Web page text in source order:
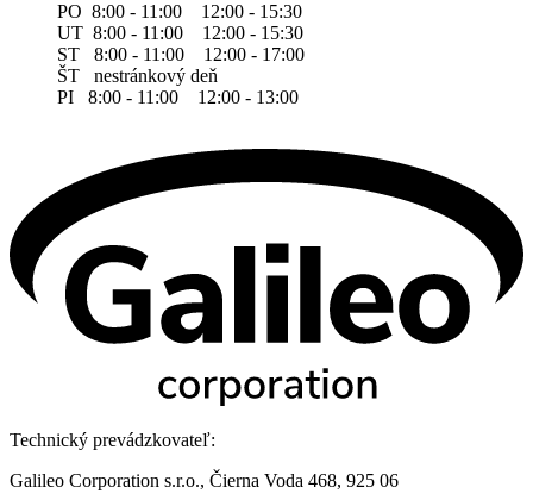
PO 8:00 - 11:00 12:00 - 15:30
UT 8:00 - 11:00 12:00 - 15:30
ST 8:00 - 11:00 12:00 - 17:00
ŠT nestránkový deň
PI 8:00 - 11:00 12:00 - 13:00
Technický prevádzkovateľ:
Galileo Corporation s.r.o., Čierna Voda 468, 925 06